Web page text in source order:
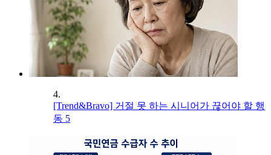
4.
[Trend&Bravo] 거절 못 하는 시니어가 끊어야 할 행
동 5